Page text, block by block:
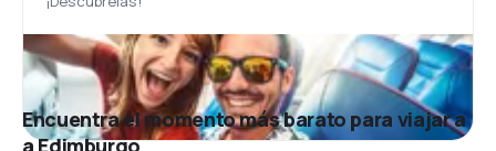
Encuentra el momento más barato para viajar a
a Edimburgo